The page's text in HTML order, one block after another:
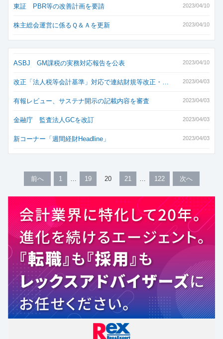
2023/04/10
東証 PBR等の改善計画を要請
2023/04/10
株主総会運営に係るＱ＆Ａを更新
2023/04/10
ASBJ GM課税の実務対応報告を公表
2023/04/03
改正「法人税等会計基準」対応で連結財規等改正・…
2023/04/03
有報レビュー、サステナ開示の記載内容を審査
2023/04/03
金融庁 監査法人GCを改訂
2023/04/03
新コーナー「週間経財Headline」
前へ 1 19 20 21 122 次へ